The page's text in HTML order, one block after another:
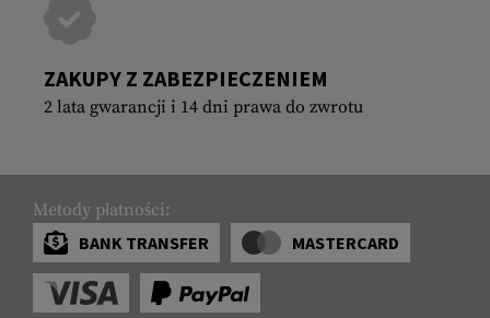
ZAKUPY Z ZABEZPIECZENIEM
2 lata gwarancji i 14 dni prawa do zwrotu
Metody płatności:
BANK TRANSFER
MASTERCARD